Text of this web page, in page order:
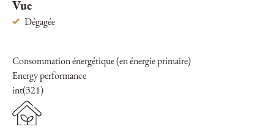
Vue
Dégagée
Consommation énergétique (en énergie primaire)
Energy performance
int(321)